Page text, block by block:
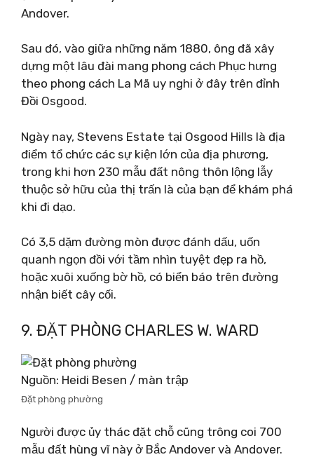
Andover.
Sau đó, vào giữa những năm 1880, ông đã xây
dựng một lâu đài mang phong cách Phục hưng
theo phong cách La Mã uy nghi ở đây trên đỉnh
Đồi Osgood.
Ngày nay, Stevens Estate tại Osgood Hills là địa
điểm tổ chức các sự kiện lớn của địa phương,
trong khi hơn 230 mẫu đất nông thôn lộng lẫy
thuộc sở hữu của thị trấn là của bạn để khám phá
khi đi dạo.
Có 3,5 dặm đường mòn được đánh dấu, uốn
quanh ngọn đồi với tầm nhìn tuyệt đẹp ra hồ,
hoặc xuôi xuống bờ hồ, có biển báo trên đường
nhận biết cây cối.
9. ĐẶT PHÒNG CHARLES W. WARD
Nguồn: Heidi Besen / màn trập
Đặt phòng phường
Người được ủy thác đặt chỗ cũng trông coi 700
mẫu đất hùng vĩ này ở Bắc Andover và Andover.